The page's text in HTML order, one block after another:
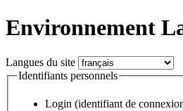
Environnement
Langues du site
Identifiants personnels
Login (identifiant de